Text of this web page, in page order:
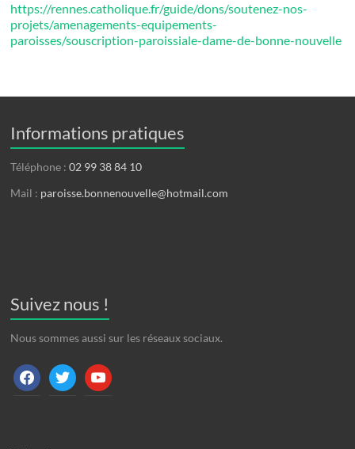
https://rennes.catholique.fr/guide/dons/soutenez-nos-
projets/amenagements-equipements-
paroisses/souscription-paroissiale-dame-de-bonne-nouvelle
Informations pratiques
Téléphone :02 99 38 84 10
Mail : paroisse.bonnenouvelle@hotmail.com
Suivez nous !
Nous sommes aussi sur les réseaux sociaux.
facebooktwitter youtube